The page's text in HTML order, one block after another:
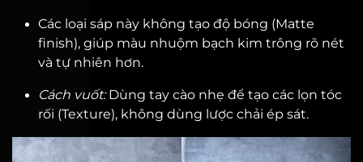
Các loại sáp này không tạo độ bóng (Matte
finish), giúp màu nhuộm bạch kim trông rõ nét
và tự nhiên hơn.
Cách vuốt:Dùng tay cào nhẹ để tạo các lọn tóc
rối (Texture), không dùng lược chải ép sát.